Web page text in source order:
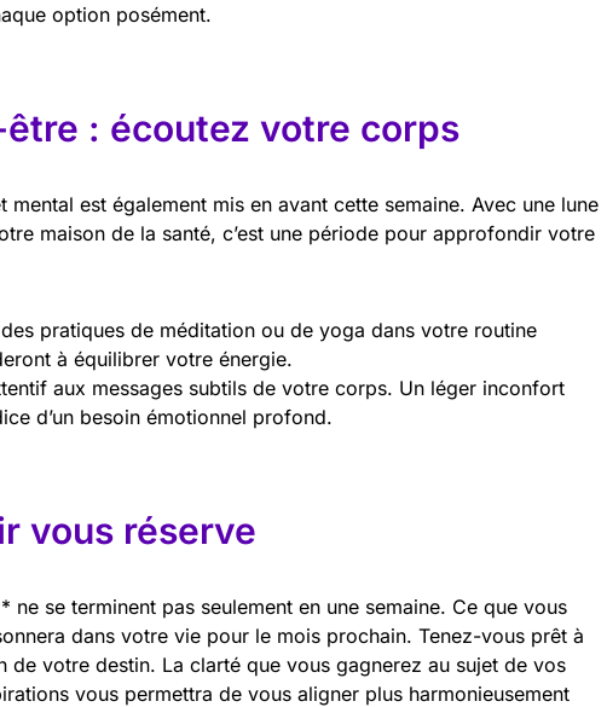
option posément.
: écoutez votre corps
est également mis en avant cette semaine. Avec une lune
maison de la santé, c’est une période pour approfondir votre
pratiques de méditation ou de yoga dans votre routine
à équilibrer votre énergie.
aux messages subtils de votre corps. Un léger inconfort
d’un besoin émotionnel profond.
vous réserve
ne se terminent pas seulement en une semaine. Ce que vous
dans votre vie pour le mois prochain. Tenez-vous prêt à
de votre destin. La clarté que vous gagnerez au sujet de vos
vous permettra de vous aligner plus harmonieusement